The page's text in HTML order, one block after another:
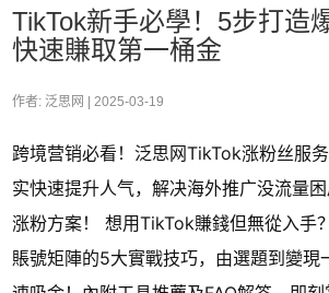
TikTok新手必學！5步打造
快速賺取第一桶金
作者: 泛思网 | 2025-03-19
跨境营销必看！泛思网TikTok涨粉丝服
实快速提升人气，解决海外推广没流量
涨粉方案！ 想用TikTok賺錢但無從入手
賬號矩陣的5大實戰技巧，由選題到變現